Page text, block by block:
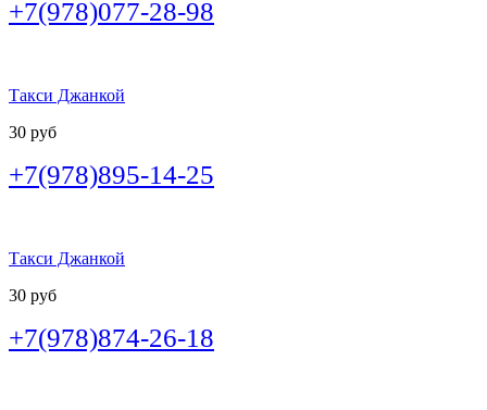
+7(978)077-28-98
Такси Джанкой
30 руб
+7(978)895-14-25
Такси Джанкой
30 руб
+7(978)874-26-18